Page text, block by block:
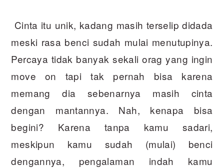
Cinta itu unik, kadang masih terselip didada
meski rasa benci sudah mulai menutupinya.
Percaya tidak banyak sekali orag yang ingin
move on tapi tak pernah bisa karena
memang dia sebenarnya masih cinta
dengan mantannya. Nah, kenapa bisa
begini? Karena tanpa kamu sadari,
meskipun kamu sudah (mulai) benci
dengannya, pengalaman indah kamu